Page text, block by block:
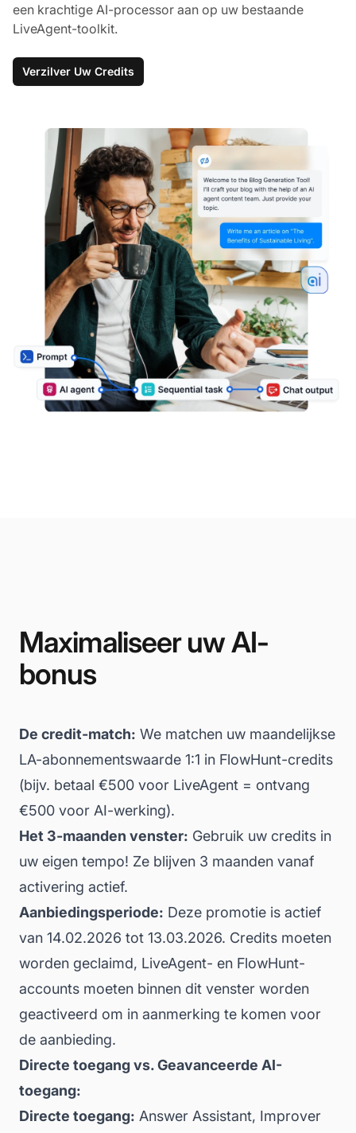
een krachtige AI-processor aan op uw bestaande
LiveAgent-toolkit.
Verzilver Uw Credits
Maximaliseer uw AI-
bonus
De credit-match: We matchen uw maandelijkse
LA-abonnementswaarde 1:1 in FlowHunt-credits
(bijv. betaal €500 voor LiveAgent = ontvang
€500 voor AI-werking).
Het 3-maanden venster: Gebruik uw credits in
uw eigen tempo! Ze blijven 3 maanden vanaf
activering actief.
Aanbiedingsperiode: Deze promotie is actief
van 14.02.2026 tot 13.03.2026. Credits moeten
worden geclaimd, LiveAgent- en FlowHunt-
accounts moeten binnen dit venster worden
geactiveerd om in aanmerking te komen voor
de aanbieding.
Directe toegang vs. Geavanceerde AI-
toegang:
Directe toegang: Answer Assistant, Improver